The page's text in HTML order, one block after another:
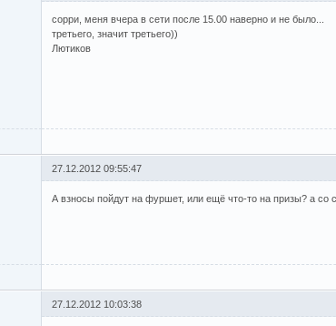
сорри, меня вчера в сети после 15.00 наверно и не было...
третьего, значит третьего))
Лютиков
27.12.2012 09:55:47
А взносы пойдут на фуршет, или ещё что-то на призы? а со
27.12.2012 10:03:38